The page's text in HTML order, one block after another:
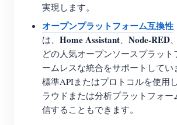
実現します。
オープンプラットフォーム互換性
は、 Home Assistant、 Node-RED、
どの人気オープンソースプラット
ームレスな統合をサポートしてい
標準APIまたはプロトコルを使用
ラウドまたは分析プラットフォー
信することもできます。